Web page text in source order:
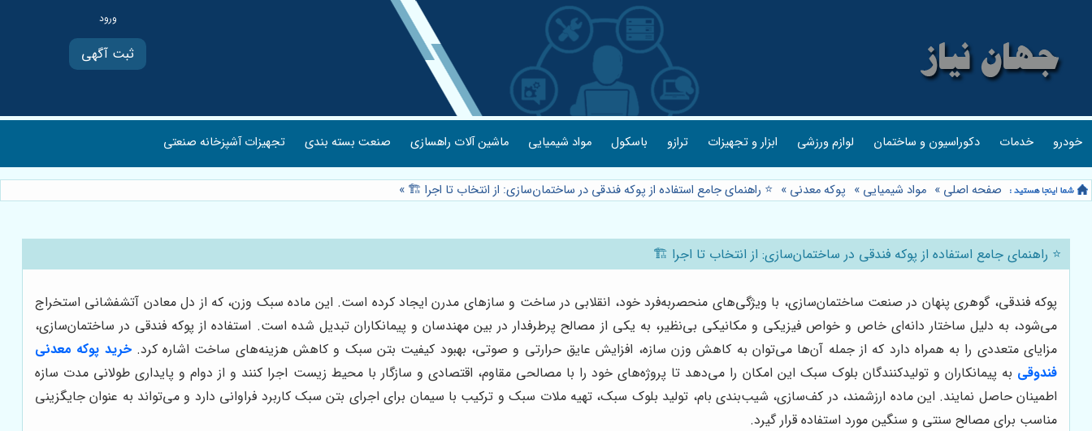
ثبت آگهی
خودرو خدمات دکوراسیون و ساختمان لوازم ورزشی ابزار و تجهیزات ترازو باسکول مواد شیمیایی ماشین آلات راهسازی صنعت بسته بندی تجهیزات آشپزخانه صنعتی
صفحه اصلی » مواد شیمیایی » پوکه معدنی » ⭐️ راهنمای جامع استفاده از پوکه فندقی در ساختمان‌سازی: از انتخاب تا اجرا 🏗️ »
⭐️ راهنمای جامع استفاده از پوکه فندقی در ساختمان‌سازی: از انتخاب تا اجرا 🏗️
پوکه فندقی، گوهری پنهان در صنعت ساختمان‌سازی، با ویژگی‌های منحصربه‌فرد خود، انقلابی در ساخت و سازهای مدرن ایجاد کرده است. این ماده سبک وزن، که از دل معادن آتشفشانی استخراج
می‌شود، به دلیل ساختار دانه‌ای خاص و خواص فیزیکی و مکانیکی بی‌نظیر، به یکی از مصالح پرطرفدار در بین مهندسان و پیمانکاران تبدیل شده است. استفاده از پوکه فندقی در ساختمان‌سازی،
مزایای متعددی را به همراه دارد که از جمله آن‌ها می‌توان به کاهش وزن سازه، افزایش عایق حرارتی و صوتی، بهبود کیفیت بتن سبک و کاهش هزینه‌های ساخت اشاره کرد.خرید پوکه معدنی
فندوقی به پیمانکاران و تولیدکنندگان بلوک سبک این امکان را می‌دهد تا پروژه‌های خود را با مصالحی مقاوم، اقتصادی و سازگار با محیط زیست اجرا کنند و از دوام و پایداری طولانی مدت سازه
اطمینان حاصل نمایند. این ماده ارزشمند، در کف‌سازی، شیب‌بندی بام، تولید بلوک سبک، تهیه ملات سبک و ترکیب با سیمان برای اجرای بتن سبک کاربرد فراوانی دارد و می‌تواند به عنوان جایگزینی
مناسب برای مصالح سنتی و سنگین مورد استفاده قرار گیرد.